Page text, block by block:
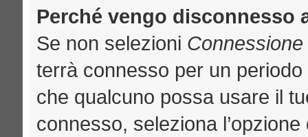
Perché vengo disconnesso
Se non selezioni
terrà connesso per un
che qualcuno possa usare il
connesso, seleziona